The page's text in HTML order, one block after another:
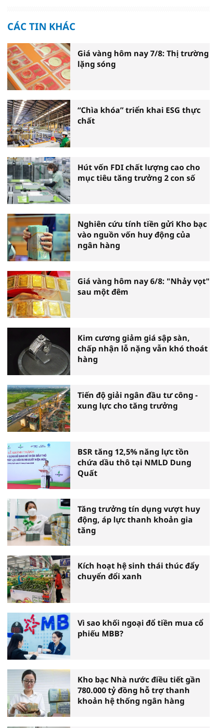
CÁC TIN KHÁC
Giá vàng hôm nay 7/8: Thị trường
lặng sóng
“Chìa khóa” triển khai ESG thực
chất
Hút vốn FDI chất lượng cao cho
mục tiêu tăng trưởng 2 con số
Nghiên cứu tính tiền gửi Kho bạc
vào nguồn vốn huy động của
ngân hàng
Giá vàng hôm nay 6/8: "Nhảy vọt"
sau một đêm
Kim cương giảm giá sập sàn,
chấp nhận lỗ nặng vẫn khó thoát
hàng
Tiến độ giải ngân đầu tư công -
xung lực cho tăng trưởng
BSR tăng 12,5% năng lực tồn
chứa dầu thô tại NMLD Dung
Quất
Tăng trưởng tín dụng vượt huy
động, áp lực thanh khoản gia
tăng
Kích hoạt hệ sinh thái thúc đẩy
chuyển đổi xanh
Vì sao khối ngoại đổ tiền mua cổ
phiếu MBB?
Kho bạc Nhà nước điều tiết gần
780.000 tỷ đồng hỗ trợ thanh
khoản hệ thống ngân hàng